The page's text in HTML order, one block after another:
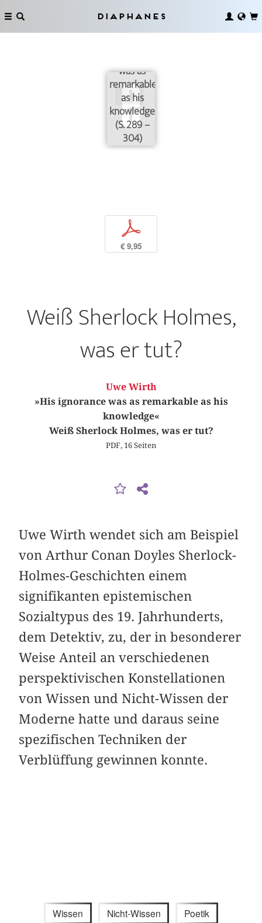
Diaphanes
was as
remarkable
as his
knowledge«
(S. 289 –
304)
p
€ 9,95
Weiß Sherlock Holmes,
was er tut?
Uwe Wirth
»His ignorance was as remarkable as his
knowledge«
Weiß Sherlock Holmes, was er tut?
PDF, 16 Seiten
Uwe Wirth wendet sich am Beispiel
von Arthur Conan Doyles Sherlock-
Holmes-Geschichten einem
signifikanten epistemischen
Sozialtypus des 19. Jahrhunderts,
dem Detektiv, zu, der in besonderer
Weise Anteil an verschiedenen
perspektivischen Konstellationen
von Wissen und Nicht-Wissen der
Moderne hatte und daraus seine
spezifischen Techniken der
Verblüffung gewinnen konnte.
Wissen Nicht-Wissen Poetik